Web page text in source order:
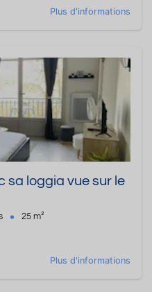
Plus d'informations
sa loggia vue sur le
25 m²
Plus d'informations